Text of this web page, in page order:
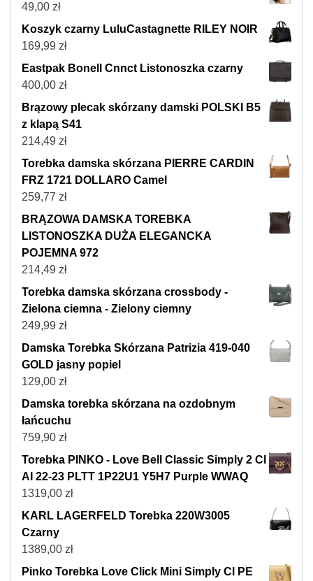
49,00 zł
Koszyk czarny LuluCastagnette RILEY NOIR
169,99 zł
Eastpak Bonell Cnnct Listonoszka czarny
400,00 zł
Brązowy plecak skórzany damski POLSKI B5
z klapą S41
214,49 zł
Torebka damska skórzana PIERRE CARDIN
FRZ 1721 DOLLARO Camel
259,77 zł
BRĄZOWA DAMSKA TOREBKA
LISTONOSZKA DUŻA ELEGANCKA
POJEMNA 972
214,49 zł
Torebka damska skórzana crossbody -
Zielona ciemna - Zielony ciemny
249,99 zł
Damska Torebka Skórzana Patrizia 419-040
GOLD jasny popiel
129,00 zł
Damska torebka skórzana na ozdobnym
łańcuchu
759,90 zł
Torebka PINKO - Love Bell Classic Simply 2 Cl
AI 22-23 PLTT 1P22U1 Y5H7 Purple WWAQ
1319,00 zł
KARL LAGERFELD Torebka 220W3005
Czarny
1389,00 zł
Pinko Torebka Love Click Mini Simply Cl PE